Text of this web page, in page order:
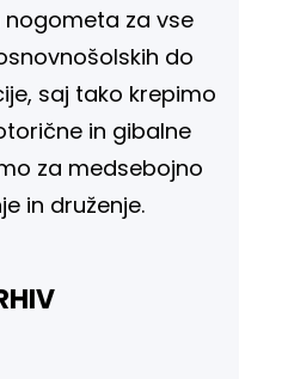
za vse
do
saj tako krepimo
in gibalne
za medsebojno
in druženje.